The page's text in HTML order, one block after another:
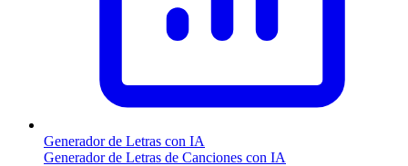
Generador de Letras con IA
Generador de Letras de Canciones con IA